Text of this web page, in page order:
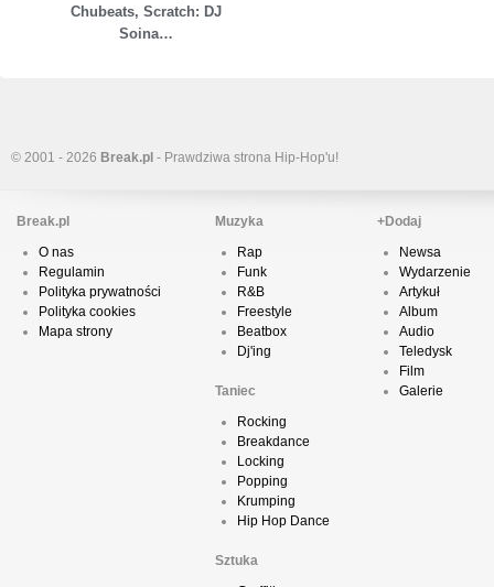
Chubeats, Scratch: DJ
Soina…
© 2001 - 2026 Break.pl - Prawdziwa strona Hip-Hop'u!
Break.pl
O nas
Regulamin
Polityka prywatności
Polityka cookies
Mapa strony
Muzyka
Rap
Funk
R&B
Freestyle
Beatbox
Dj'ing
Taniec
Rocking
Breakdance
Locking
Popping
Krumping
Hip Hop Dance
Sztuka
+Dodaj
Newsa
Wydarzenie
Artykuł
Album
Audio
Teledysk
Film
Galerie